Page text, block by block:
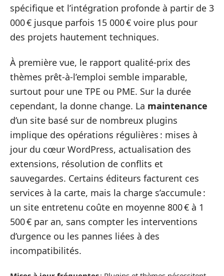
spécifique et l’intégration profonde à partir de 3
000 € jusque parfois 15 000 € voire plus pour
des projets hautement techniques.
À première vue, le rapport qualité-prix des
thèmes prêt-à-l’emploi semble imparable,
surtout pour une TPE ou PME. Sur la durée
cependant, la donne change. La maintenance
d’un site basé sur de nombreux plugins
implique des opérations régulières : mises à
jour du cœur WordPress, actualisation des
extensions, résolution de conflits et
sauvegardes. Certains éditeurs facturent ces
services à la carte, mais la charge s’accumule :
un site entretenu coûte en moyenne 800 € à 1
500 € par an, sans compter les interventions
d’urgence ou les pannes liées à des
incompatibilités.